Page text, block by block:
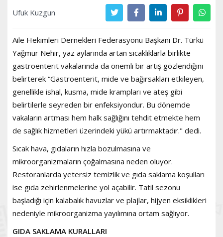
Ufuk Kuzgun
Aile Hekimleri Dernekleri Federasyonu Başkanı Dr. Türkü
Yağmur Nehir, yaz aylarında artan sıcaklıklarla birlikte
gastroenterit vakalarında da önemli bir artış gözlendiğini
belirterek “Gastroenterit, mide ve bağırsakları etkileyen,
genellikle ishal, kusma, mide krampları ve ateş gibi
belirtilerle seyreden bir enfeksiyondur. Bu dönemde
vakaların artması hem halk sağlığını tehdit etmekte hem
de sağlık hizmetleri üzerindeki yükü artırmaktadır." dedi.
Sıcak hava, gıdaların hızla bozulmasına ve
mikroorganizmaların çoğalmasına neden oluyor.
Restoranlarda yetersiz temizlik ve gıda saklama koşulları
ise gıda zehirlenmelerine yol açabilir. Tatil sezonu
başladığı için kalabalık havuzlar ve plajlar, hijyen eksiklikleri
nedeniyle mikroorganizma yayılımına ortam sağlıyor.
GIDA SAKLAMA KURALLARI